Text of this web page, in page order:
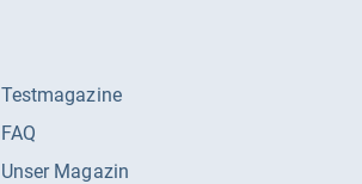
Testmagazine
FAQ
Unser Magazin